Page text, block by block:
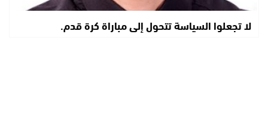
لا تجعلوا السياسة تتحول إلى مباراة كرة قدم.